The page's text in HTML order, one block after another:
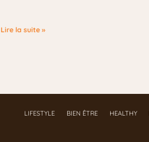
Lire la suite »
LIFESTYLE BIEN ÊTRE HEALTHY